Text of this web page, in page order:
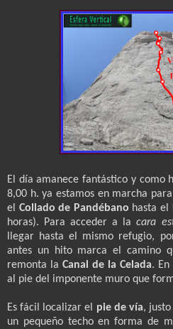
El día amanece fantástico y como
8,00 h. ya estamos en marcha
el Collado de Pandébano hasta el
horas). Para acceder a lacara
llegar hasta el mismo refugio,
antes un hito marca el camino
remonta laCanal de la Celada.
al pie del imponente muro que
Es fácil localizar el pie de vía,
un pequeño techo en forma de